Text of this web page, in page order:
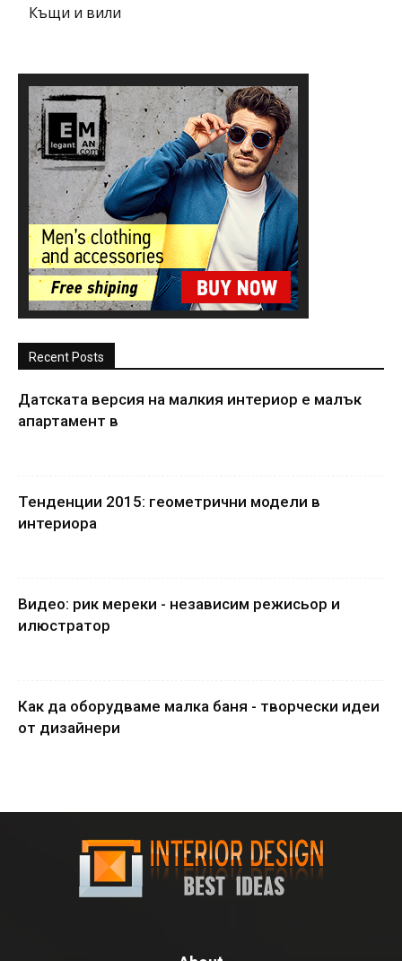
Къщи и вили
Recent Posts
Датската версия на малкия интериор е малък
апартамент в
Тенденции 2015: геометрични модели в
интериора
Видео: рик мереки - независим режисьор и
илюстратор
Как да оборудваме малка баня - творчески идеи
от дизайнери